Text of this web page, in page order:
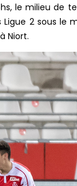
le milieu de
2 sous le
Niort.